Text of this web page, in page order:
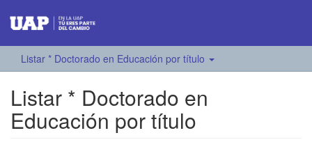
Listar * Doctorado en Educación por título
Listar * Doctorado en
Educación por título